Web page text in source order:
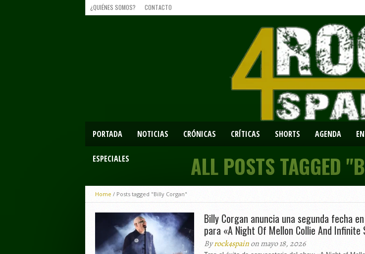
¿QUIÉNES SOMOS? CONTACTO
PORTADA NOTICIAS CRÓNICAS CRÍTICAS SHORTS AGENDA
ESPECIALES ALL POSTS TAGGED
Home / Posts tagged "Billy Corgan"
Billy Corgan anuncia una segunda fecha
para «A Night Of Mellon Collie And Infinite
Byrock4spainon mayo 18, 2026